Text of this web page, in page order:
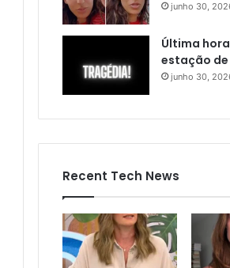
junho 30,
Última
estação de
junho 30,
Recent Tech News